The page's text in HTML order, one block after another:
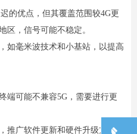
的优点，但其覆盖范围较4G更
区，信号可能不稳定。
如毫米波技术和小基站，以提高
端可能不兼容5G，需要进行更
推广软件更新和硬件升级方案，